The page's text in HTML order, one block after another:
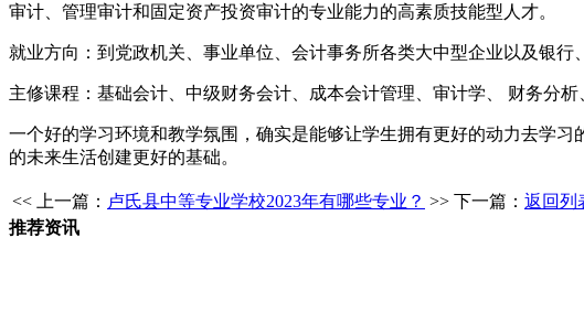
审计、管理审计和固定资产投资审计的专业能力的高素质技能型人才。
就业方向：到党政机关、事业单位、会计事务所各类大中型企业以及银
主修课程：基础会计、中级财务会计、成本会计管理、审计学、 财务分
一个好的学习环境和教学氛围，确实是能够让学生拥有更好的动力去学
的未来生活创建更好的基础。
<< 上一篇： 卢氏县中等专业学校2023年有哪些专业？ >> 下一篇： 返回列
推荐资讯